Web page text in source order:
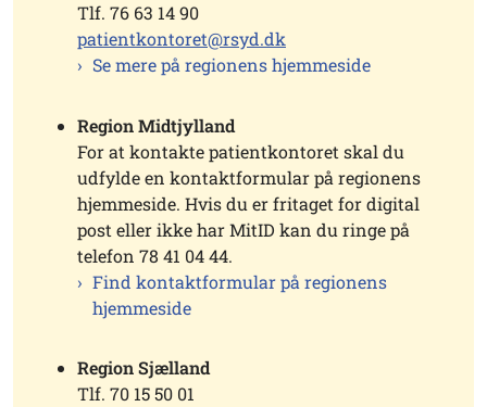
Tlf. 76 63 14 90
patientkontoret@rsyd.dk
Se mere på regionens hjemmeside
Region Midtjylland
For at kontakte patientkontoret skal du
udfylde en kontaktformular på regionens
hjemmeside. Hvis du er fritaget for digital
post eller ikke har MitID kan du ringe på
telefon 78 41 04 44.
Find kontaktformular på regionens
hjemmeside
Region Sjælland
Tlf. 70 15 50 01